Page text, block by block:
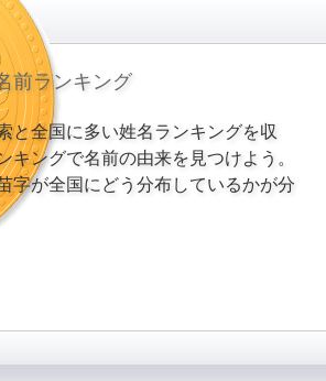
前ランキング
と全国に多い姓名ランキングを収
キングで名前の由来を見つけよう。
字が全国にどう分布しているかが分